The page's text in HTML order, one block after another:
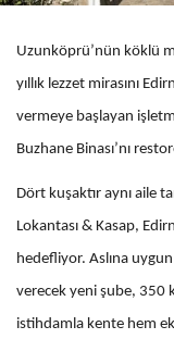
Uzunköprü’nün köklü
yıllık lezzet mirasını
vermeye başlayan
Buzhane Binası’nı
Dört kuşaktır aynı aile
Lokantası & Kasap,
hedefliyor. Aslına
verecek yeni şube, 350
istihdamla kente hem